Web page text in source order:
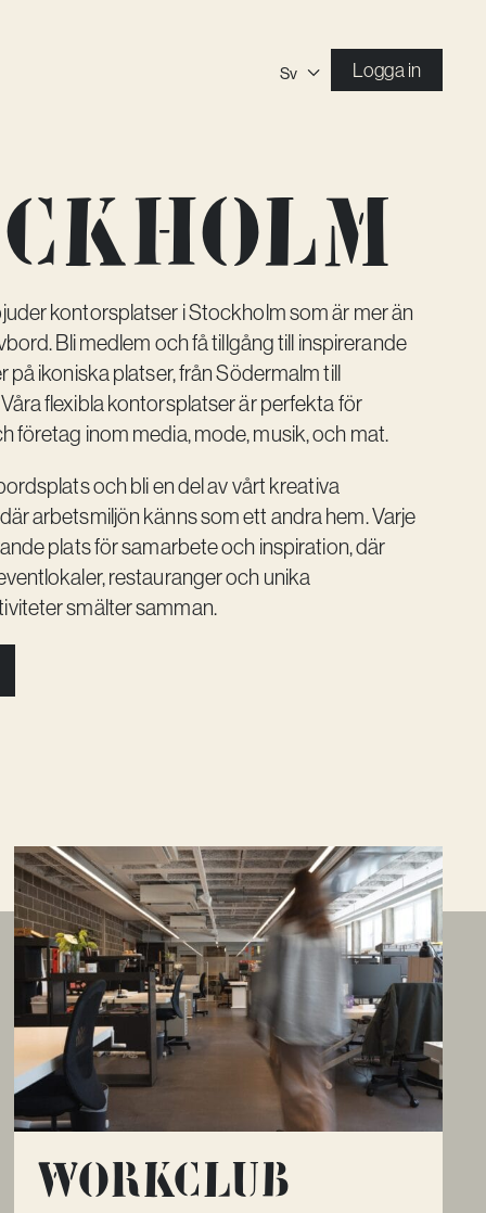
Sv Logga in
kontorsplatser i Stockholm som är mer än
Bli medlem och få tillgång till inspirerande
på ikoniska platser, från Södermalm till
flexibla kontorsplatser är perfekta för
företag inom media, mode, musik, och mat.
och bli en del av vårt kreativa
arbetsmiljön känns som ett andra hem. Varje
plats för samarbete och inspiration, där
restauranger och unika
smälter samman.
Workclub